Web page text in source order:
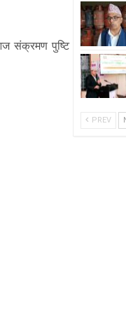
आज संक्रमण पुष्टि
PREV